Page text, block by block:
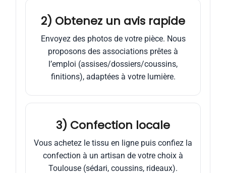
2) Obtenez un avis rapide
Envoyez des photos de votre pièce. Nous
proposons des associations prêtes à
l’emploi (assises/dossiers/coussins,
finitions), adaptées à votre lumière.
3) Confection locale
Vous achetez le tissu en ligne puis confiez la
confection à un artisan de votre choix à
Toulouse (sédari, coussins, rideaux).